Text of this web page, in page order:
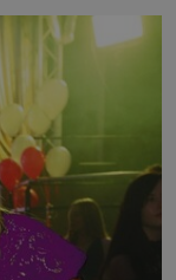
krásných
dracích.